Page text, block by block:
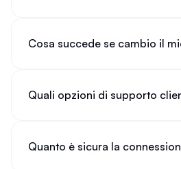
Cosa succede se cambio il
Quali opzioni di supporto
Quanto è sicura la